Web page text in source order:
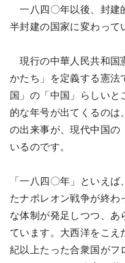
一八四〇年以後、封建
半封建の国家に変わって
現行の中華人民共和国
かたち」を定義する憲法
国」の「中国」らしい
的な年号が出てくるのは
の出来事が、現代中国の
いるのです。
「一八四〇年」といえ
たナポレオン戦争が終わ
な体制が発足しつつ、あ
ています。大西洋をこえ
紀以上たった合衆国がフ